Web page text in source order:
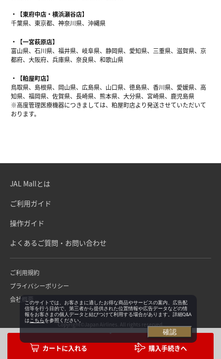
購入手続きへ
【東府中店・横浜瀬谷店】
千葉県、東京都、神奈川県、沖縄県
【一宮萩原店】
富山県、石川県、福井県、岐阜県、静岡県、愛知県、三重県、滋賀県、京
都府、大阪府、兵庫県、奈良県、和歌山県
【粕屋町店】
鳥取県、島根県、岡山県、広島県、山口県、徳島県、香川県、愛媛県、高
知県、福岡県、佐賀県、長崎県、熊本県、大分県、宮崎県、鹿児島県
※高度管理医療機器につきましては、粕屋町店より発送させていただいて
おります。
JAL Mallとは
ご利用ガイド
操作ガイド
よくあるご質問・お問い合わせ
ご利用規約
プライバシーポリシー
会社概要
Copyright©Japan Airlines. All rights reserved.
このサイトでは、お客さまに適したお得な商品やサービスの案内、広告配
信等を行う目的で、第三者から提供された位置情報や広告データなどの情
報をお客さまの個人データと結びつけて利用する場合があります。詳細Q&A
は こちらを参照ください。
確認